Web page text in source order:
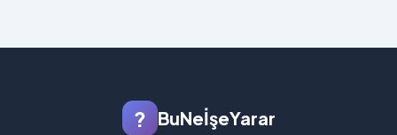
? BuNeİşeYarar